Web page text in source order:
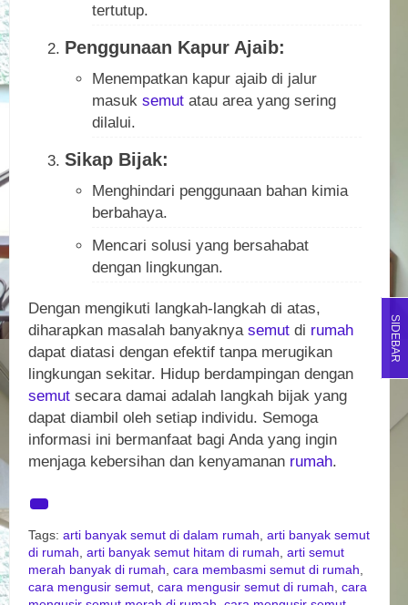
tertutup.
Penggunaan Kapur Ajaib:
Menempatkan kapur ajaib di jalur
masuk semut atau area yang sering
dilalui.
Sikap Bijak:
Menghindari penggunaan bahan kimia
berbahaya.
Mencari solusi yang bersahabat
dengan lingkungan.
Dengan mengikuti langkah-langkah di atas,
diharapkan masalah banyaknya semut di rumah
dapat diatasi dengan efektif tanpa merugikan
lingkungan sekitar. Hidup berdampingan dengan
semut secara damai adalah langkah bijak yang
dapat diambil oleh setiap individu. Semoga
informasi ini bermanfaat bagi Anda yang ingin
menjaga kebersihan dan kenyamanan rumah.
Tags: arti banyak semut di dalam rumah arti banyak semut
di rumah arti banyak semut hitam di rumah arti semut
merah banyak di rumah cara membasmi semut di rumah
cara mengusir semut cara mengusir semut di rumah cara
SIDEBAR